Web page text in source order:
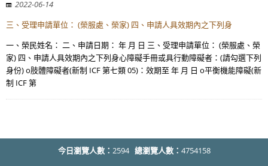
2022-06-14
三、受理申請單位： (榮服處、榮家) 四、申請人具效期內之下列身
一、榮民姓名： 二、申請日期： 年 月 日 三、受理申請單位： (榮服處、榮
家) 四、申請人具效期內之下列身心障礙手冊或具行動障礙者：(請勾選下列
身份) o肢體障礙者(新制 ICF 第七類 05)：效期至 年 月 日 o平衡機能障礙(新
制 ICF 第
今日瀏覽人數： 2594 總瀏覽人數： 4754158